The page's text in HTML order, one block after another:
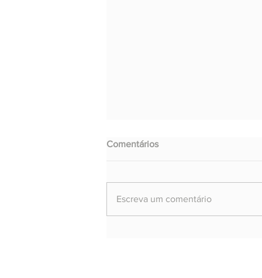
Comentários
Escreva um comentário